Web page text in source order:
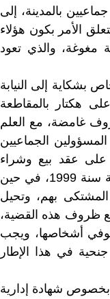
بالمدينة، إلى
الأمر بكون هؤلاء
مغوغة، والذي تعود
بشكاية إلى النيابة
هكتار بالمقاطعة
غامضة، مع العلم
من سنة 2020، كما تفاجأ بأن المسؤولين الجماعيين
على عقد بيع وشراء
وباستعمال وكالة السيدة التي توفيت، حيث إن الوكالة أُبْرِمَتْ بالأراضي السورية سنة 1999، في حين
تتابع المشتكى بهم، وتحيل
ظروف هذه القضية،
توفي أشخاصها، ويجب
في هذا الإطار
شهادة إدارية